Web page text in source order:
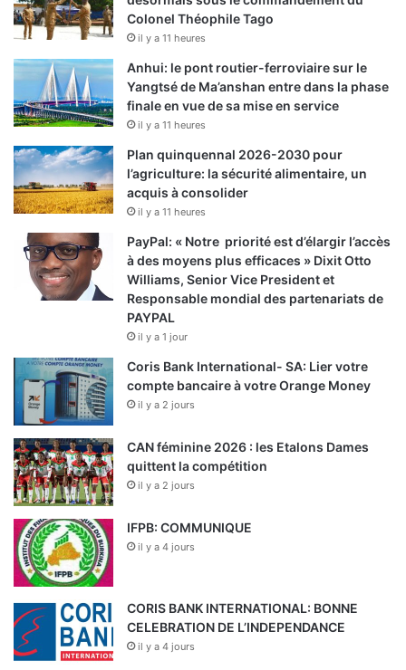
Colonel Théophile Tago
il y a 11 heures
Anhui: le pont routier-ferroviaire sur le
Yangtsé de Ma’anshan entre dans la phase
finale en vue de sa mise en service
il y a 11 heures
Plan quinquennal 2026-2030 pour
l’agriculture: la sécurité alimentaire, un
acquis à consolider
il y a 11 heures
PayPal: « Notre priorité est d’élargir l’accès
à des moyens plus efficaces » Dixit Otto
Williams, Senior Vice President et
Responsable mondial des partenariats de
PAYPAL
il y a 1 jour
Coris Bank International- SA: Lier votre
compte bancaire à votre Orange Money
il y a 2 jours
CAN féminine 2026 : les Etalons Dames
quittent la compétition
il y a 2 jours
IFPB: COMMUNIQUE
il y a 4 jours
CORIS BANK INTERNATIONAL: BONNE
CELEBRATION DE L’INDEPENDANCE
il y a 4 jours